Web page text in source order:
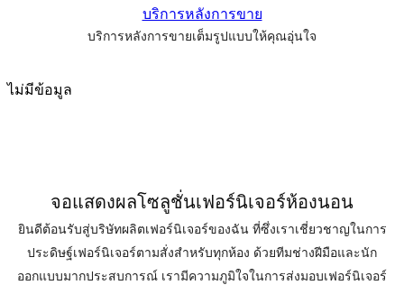
บริการหลังการขาย
บริการหลังการขายเต็มรูปแบบให้คุณอุ่นใจ
ไม่มีข้อมูล
จอแสดงผลโซลูชั่นเฟอร์นิเจอร์ห้องนอน
ยินดีต้อนรับสู่บริษัทผลิตเฟอร์นิเจอร์ของฉัน ที่ซึ่งเราเชี่ยวชาญในการ
ประดิษฐ์เฟอร์นิเจอร์ตามสั่งสำหรับทุกห้อง ด้วยทีมช่างฝีมือและนัก
ออกแบบมากประสบการณ์ เรามีความภูมิใจในการส่งมอบเฟอร์นิเจอร์